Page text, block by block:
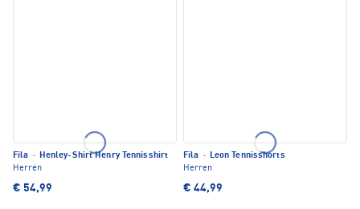
Fila · Henley-Shirt Henry Tennisshirt
Herren
€ 54,99
Fila · Leon Tennisshorts
Herren
€ 44,99